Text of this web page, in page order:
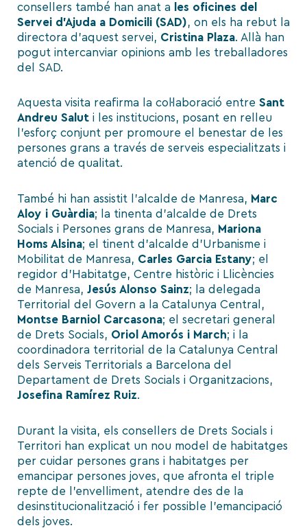
consellers també han anat a
les oficines del
Servei d’Ajuda a Domicili (SAD), on els ha rebut la
directora d’aquest servei, Cristina Plaza. Allà han
pogut intercanviar opinions amb les treballadores
del SAD.
Aquesta visita reafirma la col·laboració entre Sant
Andreu Salut i les institucions, posant en relleu
l’esforç conjunt per promoure el benestar de les
persones grans a través de serveis especialitzats i
atenció de qualitat.
També hi han assistit l’alcalde de Manresa, Marc
Aloy i Guàrdia; la tinenta d’alcalde de Drets
Socials i Persones grans de Manresa, Mariona
Homs Alsina; el tinent d’alcalde d’Urbanisme i
Mobilitat de Manresa, Carles Garcia Estany; el
regidor d’Habitatge, Centre històric i Llicències
de Manresa, Jesús Alonso Sainz; la delegada
Territorial del Govern a la Catalunya Central,
Montse Barniol Carcasona; el secretari general
de Drets Socials, Oriol Amorós i March; i la
coordinadora territorial de la Catalunya Central
dels Serveis Territorials a Barcelona del
Departament de Drets Socials i Organitzacions,
Josefina Ramírez Ruiz.
Durant la visita, els consellers de Drets Socials i
Territori han explicat un nou model de habitatges
per cuidar persones grans i habitatges per
emancipar persones joves, que afronta el triple
repte de l’envelliment, atendre des de la
desinstitucionalització i fer possible l’emancipació
dels joves.